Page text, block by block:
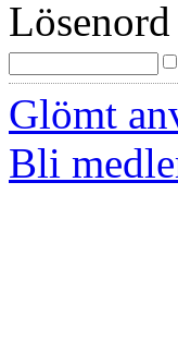
Lösenord
Glömt
Bli